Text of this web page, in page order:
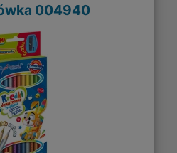
004940